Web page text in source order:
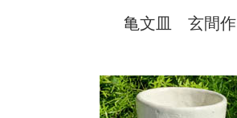
亀文皿 玄間作